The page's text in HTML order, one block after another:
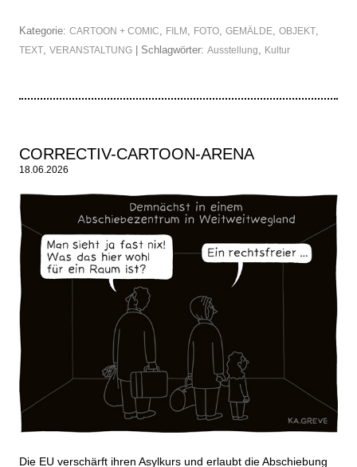
Kategorie: CARTOON + COMIC FILM FOTO GEMÄLDE OBJEKT
TEXT VERANSTALTUNG | Schlagwörter: Ausstellung Kultur
CORRECTIV-CARTOON-ARENA
18.06.2026
Die EU verschärft ihren Asylkurs und erlaubt die Abschiebung